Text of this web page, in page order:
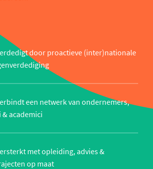
door proactieve (inter)nationale
een netwerk van ondernemers,
academici
met opleiding, advies &
op maat